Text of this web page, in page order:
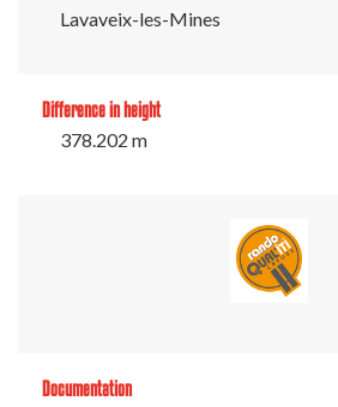
Lavaveix-les-Mines
Difference in height
378.202 m
Documentation